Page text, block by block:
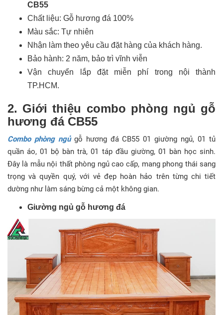
CB55
Chất liệu: Gỗ hương đá 100%
Màu sắc: Tự nhiên
Nhận làm theo yêu cầu đặt hàng của khách hàng.
Bảo hành: 2 năm, bảo trì vĩnh viễn
Vận chuyển lắp đặt miễn phí trong nội thành
TP.HCM.
2. Giới thiệu combo phòng ngủ gỗ
hương đá CB55
Combo phòng ngủgỗ hương đá CB55 01 giường ngủ, 01 tủ
quần áo, 01 bộ bàn trà, 01 táp đầu giường, 01 bàn học sinh.
Đây là mẫu nội thất phòng ngủ cao cấp, mang phong thái sang
trọng và quyền quý, với vẻ đẹp hoàn hảo trên từng chi tiết
dường như làm sáng bừng cả một không gian.
Giường ngủ gỗ hương đá